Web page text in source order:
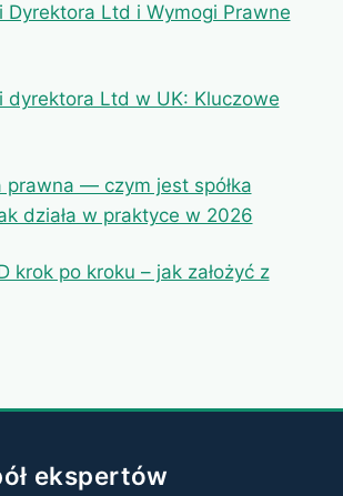
Dyrektora Ltd i Wymogi Prawne
dyrektora Ltd w UK: Kluczowe
prawna — czym jest spółka
działa w praktyce w 2026
krok po kroku – jak założyć z
ekspertów